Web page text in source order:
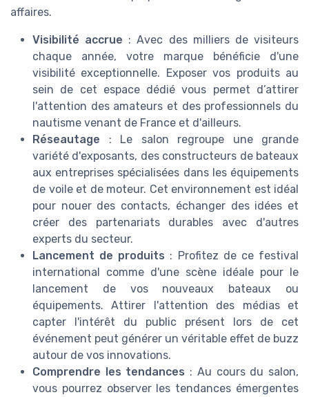
affaires.
Visibilité accrue : Avec des milliers de visiteurs
chaque année, votre marque bénéficie d'une
visibilité exceptionnelle. Exposer vos produits au
sein de cet espace dédié vous permet d’attirer
l'attention des amateurs et des professionnels du
nautisme venant de France et d'ailleurs.
Réseautage : Le salon regroupe une grande
variété d'exposants, des constructeurs de bateaux
aux entreprises spécialisées dans les équipements
de voile et de moteur. Cet environnement est idéal
pour nouer des contacts, échanger des idées et
créer des partenariats durables avec d'autres
experts du secteur.
Lancement de produits : Profitez de ce festival
international comme d'une scène idéale pour le
lancement de vos nouveaux bateaux ou
équipements. Attirer l'attention des médias et
capter l'intérêt du public présent lors de cet
événement peut générer un véritable effet de buzz
autour de vos innovations.
Comprendre les tendances : Au cours du salon,
vous pourrez observer les tendances émergentes